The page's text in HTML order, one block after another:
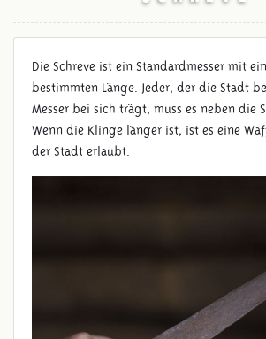
Die Schreve ist ein Standardmesser mit
bestimmten Länge. Jeder, der die Stadt
Messer bei sich trägt, muss es neben die
Wenn die Klinge länger ist, ist es eine
der Stadt erlaubt.